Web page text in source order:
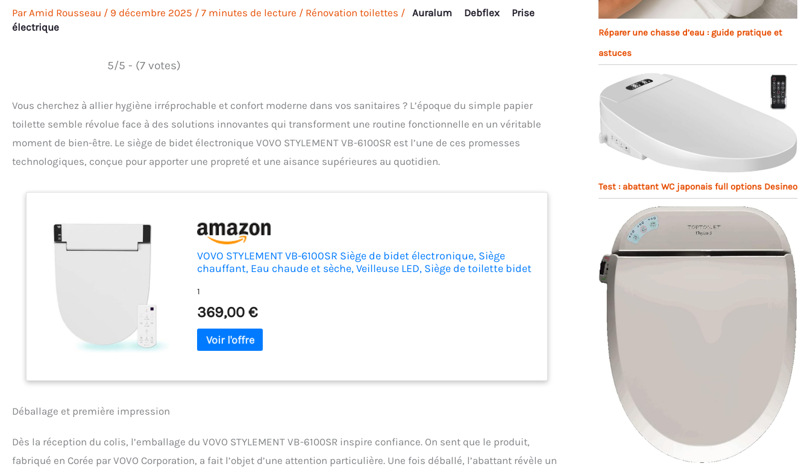
ParAmid Rousseau / 9 décembre 2025 / 7 minutes de lecture / Rénovation toilettes / Auralum Debflex
Prise
électrique
5/5 - (7 votes)
Vous cherchez à allier hygiène irréprochable et confort moderne dans vos sanitaires ? L’époque du simple papier
toilette semble révolue face à des solutions innovantes qui transforment une routine fonctionnelle en un véritable
moment de bien-être. Le siège de bidet électronique VOVO STYLEMENT VB-6100SR est l’une de ces promesses
technologiques, conçue pour apporter une propreté et une aisance supérieures au quotidien.
VOVO STYLEMENT VB-6100SR Siège de bidet électronique, Siège
chauffant, Eau chaude et sèche, Veilleuse LED, Siège de toilette bidet
1
369,00 €
Déballage et première impression
Dès la réception du colis, l’emballage du VOVO STYLEMENT VB-6100SR inspire confiance. On sent que le produit,
fabriqué en Corée par VOVO Corporation, a fait l’objet d’une attention particulière. Une fois déballé, l’abattant révèle un
Réparer une chasse d’eau : guide pratique et
astuces
Test : abattant WC japonais full options Desineo